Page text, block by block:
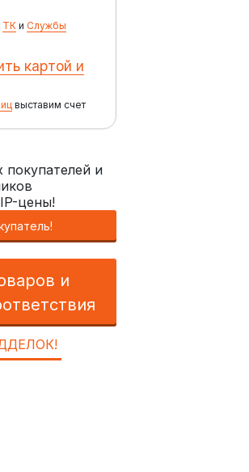
ТКи Службы
картой и
выставим счет
и
цены!
и